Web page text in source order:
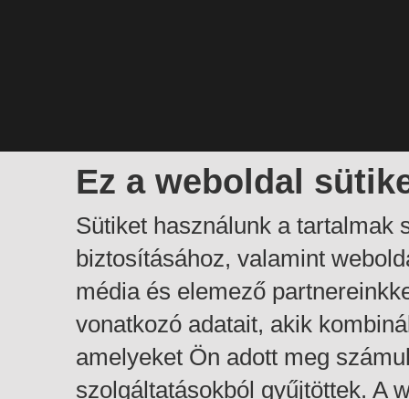
Ez a weboldal
Sütiket használunk a tartalmak
biztosításához, valamint
média és elemező
vonatkozó adatait, akik
amelyeket Ön adott meg
szolgáltatásokból gyűjtöttek. A